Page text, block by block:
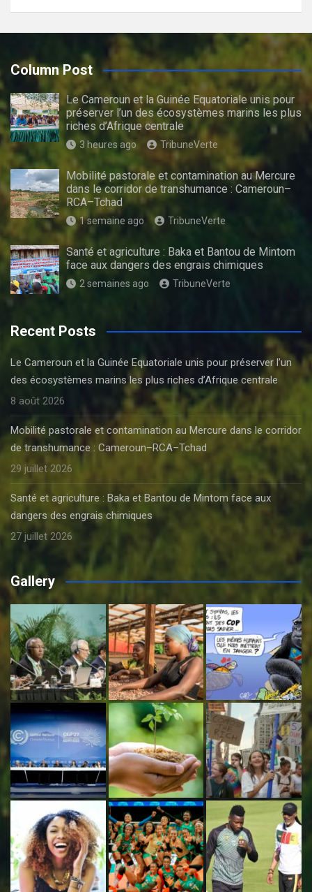
Column Post
Le Cameroun et la Guinée Equatoriale unis pour
préserver l’un des écosystèmes marins les plus
riches d’Afrique centrale
3 heures ago TribuneVerte
Mobilité pastorale et contamination au Mercure
dans le corridor de transhumance : Cameroun–
RCA–Tchad
1 semaine ago TribuneVerte
Santé et agriculture : Baka et Bantou de Mintom
face aux dangers des engrais chimiques
2 semaines ago TribuneVerte
Recent Posts
Le Cameroun et la Guinée Equatoriale unis pour préserver l’un
des écosystèmes marins les plus riches d’Afrique centrale
8 août 2026
Mobilité pastorale et contamination au Mercure dans le corridor
de transhumance : Cameroun–RCA–Tchad
29 juillet 2026
Santé et agriculture : Baka et Bantou de Mintom face aux
dangers des engrais chimiques
27 juillet 2026
Gallery